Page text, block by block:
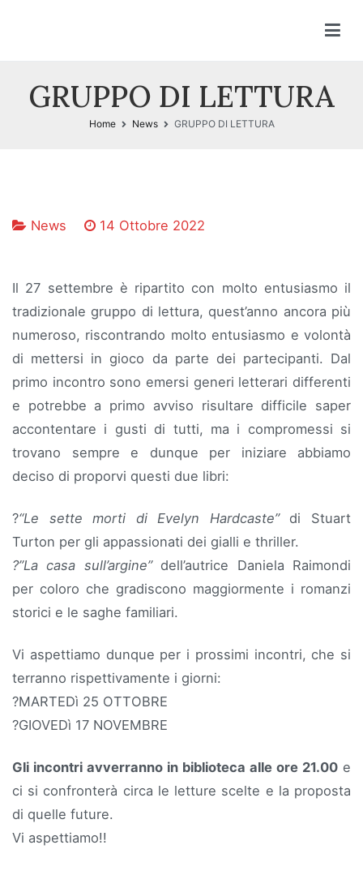
GRUPPO DI LETTURA
Home News GRUPPO DI LETTURA
News 14 Ottobre 2022
Il 27 settembre è ripartito con molto entusiasmo il
tradizionale gruppo di lettura, quest’anno ancora più
numeroso, riscontrando molto entusiasmo e volontà
di mettersi in gioco da parte dei partecipanti. Dal
primo incontro sono emersi generi letterari differenti
e potrebbe a primo avviso risultare difficile saper
accontentare i gusti di tutti, ma i compromessi si
trovano sempre e dunque per iniziare abbiamo
deciso di proporvi questi due libri:
?“Le sette morti di Evelyn Hardcaste”di Stuart
Turton per gli appassionati dei gialli e thriller.
?”La casa sull’argine”dell’autrice Daniela Raimondi
per coloro che gradiscono maggiormente i romanzi
storici e le saghe familiari.
Vi aspettiamo dunque per i prossimi incontri, che si
terranno rispettivamente i giorni:
?MARTEDì 25 OTTOBRE
?GIOVEDì 17 NOVEMBRE
Gli incontri avverranno in biblioteca alle ore 21.00 e
ci si confronterà circa le letture scelte e la proposta
di quelle future.
Vi aspettiamo!!